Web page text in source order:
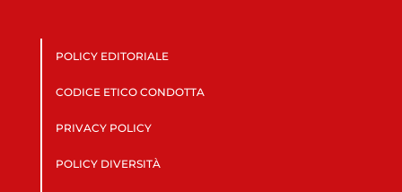
POLICY EDITORIALE
CODICE ETICO CONDOTTA
PRIVACY POLICY
POLICY DIVERSITÀ